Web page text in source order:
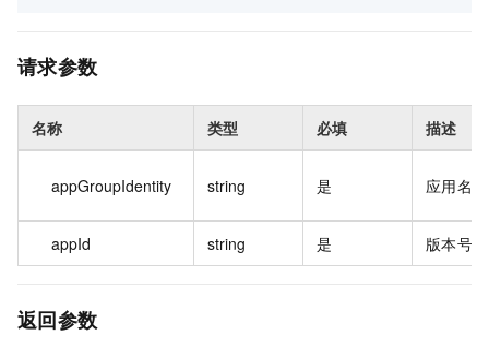
请求参数
名称 类型 必填 描述
appGroupIdentity string 是 应用名称
appId string 是 版本号
返回参数